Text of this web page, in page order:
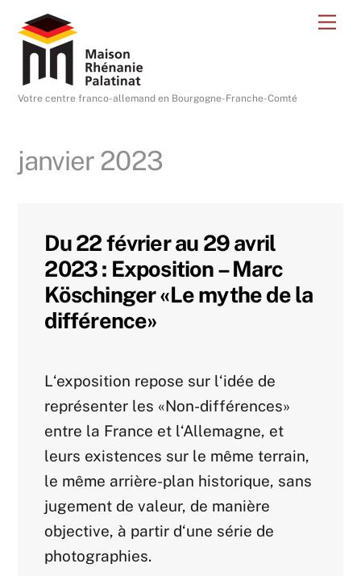
content
Votre centre franco-allemand en Bourgogne-Franche-Comté
janvier 2023
Du 22 février au 29 avril
2023 : Exposition – Marc
Köschinger «Le mythe de la
différence»
L‘exposition repose sur l‘idée de
représenter les «Non-différences»
entre la France et l‘Allemagne, et
leurs existences sur le même terrain,
le même arrière-plan historique, sans
jugement de valeur, de manière
objective, à partir d‘une série de
photographies.